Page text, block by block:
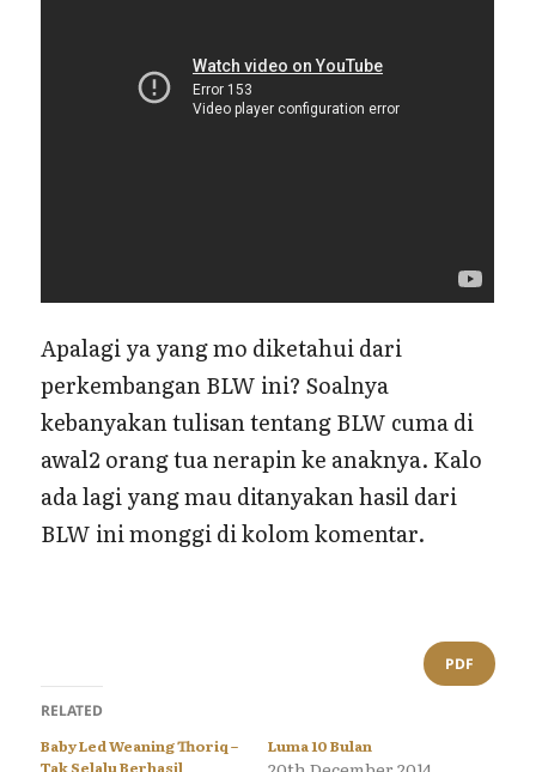
Apalagi ya yang mo diketahui dari
perkembangan BLW ini? Soalnya
kebanyakan tulisan tentang BLW cuma di
awal2 orang tua nerapin ke anaknya. Kalo
ada lagi yang mau ditanyakan hasil dari
BLW ini monggi di kolom komentar.
PDF
RELATED
Baby Led Weaning Thoriq –
Tak Selalu Berhasil
Luma 10 Bulan